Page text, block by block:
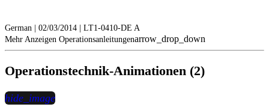
German | 02/03/2014 | LT1-0410-DE A
Mehr Anzeigen Operationsanleitungenarrow_drop_down
Operationstechnik-Animationen (2)
hide_image